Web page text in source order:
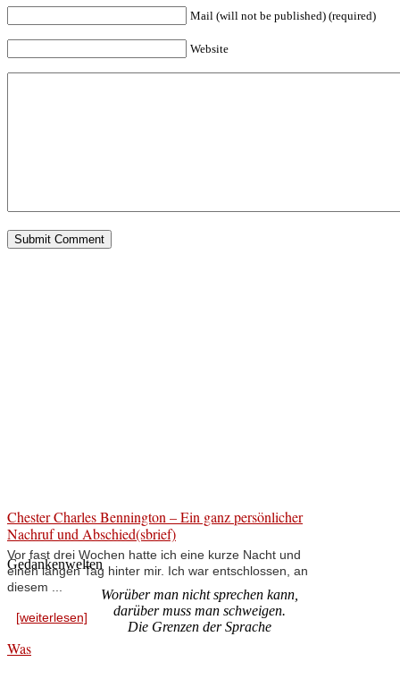
Mail (will not be published) (required)
Website
Chester Charles Bennington – Ein ganz persönlicher
Nachruf und Abschied(sbrief)
Vor fast drei Wochen hatte ich eine kurze Nacht und
einen langen Tag hinter mir. Ich war entschlossen, an
diesem ...
[weiterlesen]
Was
Gedankenwelten
Worüber man nicht sprechen kann,
darüber muss man schweigen.
Die Grenzen der Sprache